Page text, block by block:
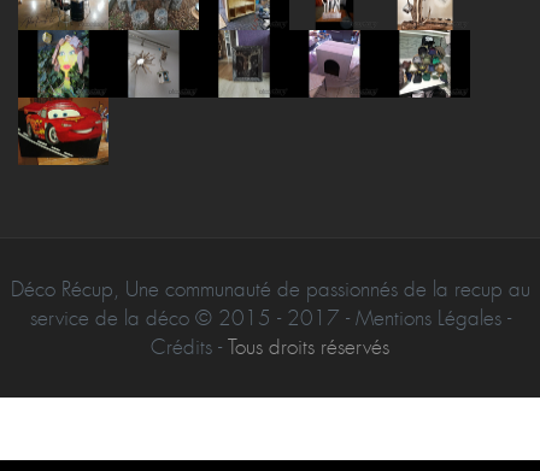
Déco Récup, Une communauté de passionnés de la recup au
service de la déco © 2015 - 2017 - Mentions Légales -
Crédits - Tous droits réservés